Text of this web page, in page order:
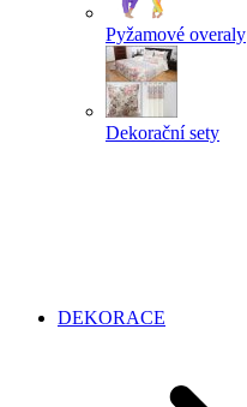
Pyžamové overaly
Dekorační sety
DEKORACE